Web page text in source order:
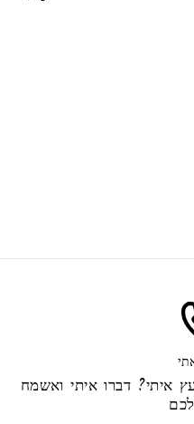
איתי? דברו איתי ואשמח